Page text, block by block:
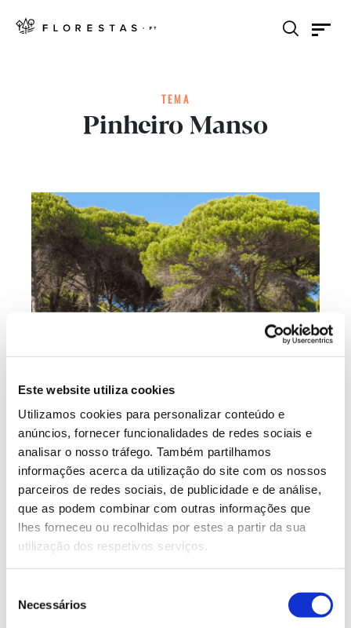
Este website utiliza cookies
Utilizamos cookies para personalizar conteúdo e
anúncios, fornecer funcionalidades de redes sociais e
analisar o nosso tráfego. Também partilhamos
informações acerca da utilização do site com os nossos
parceiros de redes sociais, de publicidade e de análise,
que as podem combinar com outras informações que
lhes forneceu ou recolhidas por estes a partir da sua
utilização dos respetivos serviços.
Necessários
TEMA
Pinheiro Manso
Pinheiro-manso: a espécie
pioneira que lembra um
guarda-sol
Embora valorizado noutros tempos pela sua madeira,
matéria-prima da indústria naval, a importância do
pinheiro-manso está historicamente relacionada com
o pinhão, o que justifica o milenar interesse pela sua
copa, que faz lembrar um guarda-sol, o pinheiro-